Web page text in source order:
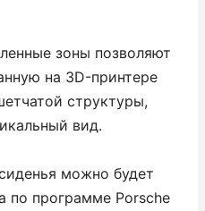
зоны позволяют
на 3D-принтере
структуры,
вид.
можно будет
по программе Porsche